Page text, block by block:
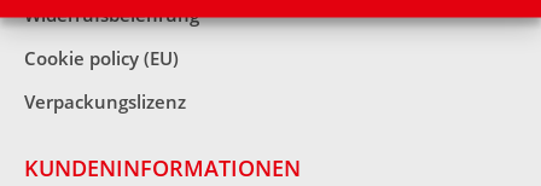
Widerrufsbelehrung
Cookie policy (EU)
Verpackungslizenz
KUNDENINFORMATIONEN